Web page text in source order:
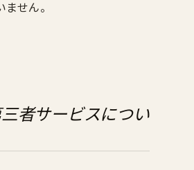
せん。
者サービスについ